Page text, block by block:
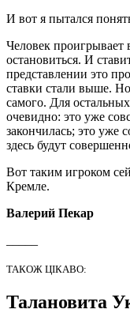
И вот я пытался
Человек проигрывает
остановиться. И
представлении это
ставки стали выше.
самого. Для
очевидно: это уже
закончилась; это уже
здесь будут
Вот таким игроком
Кремле.
Валерий Пекар
ТАКОЖ ЦІКАВО:
Талановита